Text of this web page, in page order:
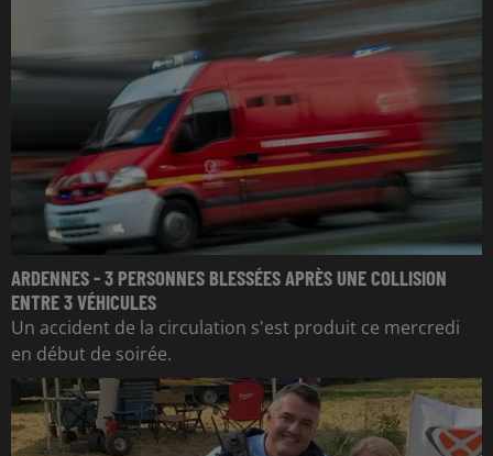
ARDENNES - 3 PERSONNES BLESSÉES APRÈS UNE COLLISION
ENTRE 3 VÉHICULES
Un accident de la circulation s'est produit ce mercredi
en début de soirée.